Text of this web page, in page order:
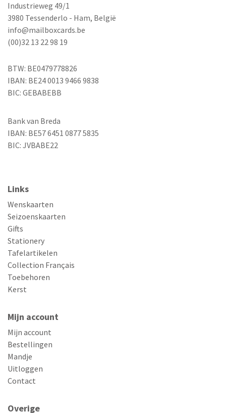
Industrieweg 49/1
3980 Tessenderlo - Ham, België
info@mailboxcards.be
(00)32 13 22 98 19
BTW: BE0479778826
IBAN: BE24 0013 9466 9838
BIC: GEBABEBB
Bank van Breda
IBAN: BE57 6451 0877 5835
BIC: JVBABE22
Links
Wenskaarten
Seizoenskaarten
Gifts
Stationery
Tafelartikelen
Collection Français
Toebehoren
Kerst
Mijn account
Mijn account
Bestellingen
Mandje
Uitloggen
Contact
Overige